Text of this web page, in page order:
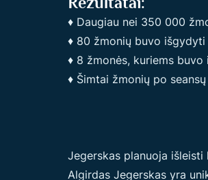
♦ Daugiau nei 350 000
♦ 80 žmonių buvo
♦ 8 žmonės, kuriems
♦ Šimtai žmonių po
Jegerskas planuoja
Algirdas Jegerskas yra